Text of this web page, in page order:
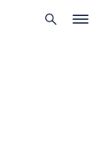
öffnen